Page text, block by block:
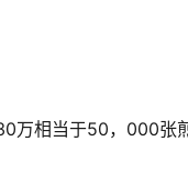
万相当于50，000张